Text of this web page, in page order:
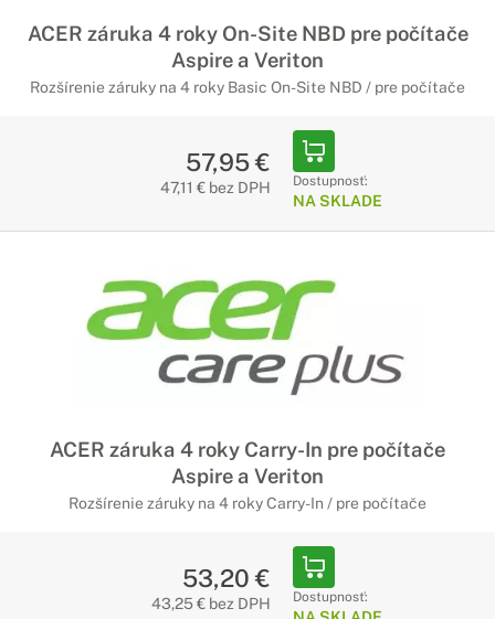
ACER záruka 4 roky On-Site NBD pre počítače
Aspire a Veriton
Rozšírenie záruky na 4 roky Basic On-Site NBD / pre počítače
57,95 €
47,11 € bez DPH Dostupnosť:
NA SKLADE
ACER záruka 4 roky Carry-In pre počítače
Aspire a Veriton
Rozšírenie záruky na 4 roky Carry-In / pre počítače
53,20 €
43,25 € bez DPH Dostupnosť: